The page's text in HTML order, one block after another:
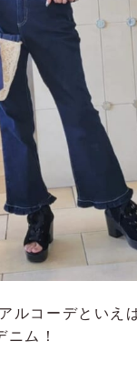
ルコーデといえ
ニム！